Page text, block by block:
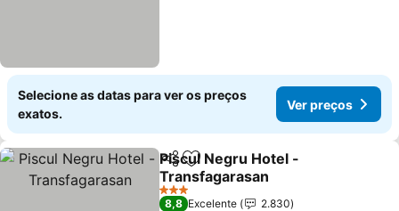
Selecione as datas para ver os preços
exatos.
Ver preços
PartilharAdicionar aos favoritos
Piscul Negru Hotel -
Transfagarasan
3 Estrelas
8,8 Excelente
2.830